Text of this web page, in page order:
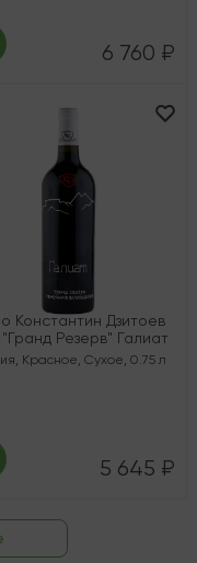
6 760 ₽
Константин Дзитоев
Резерв" Галиат
, Красное, Сухое, 0.75 л
5 645 ₽